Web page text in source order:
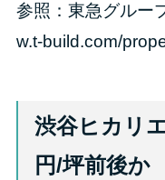
参照：東急グルー
w.t-build.com/
渋谷ヒカリ
円/坪前後か